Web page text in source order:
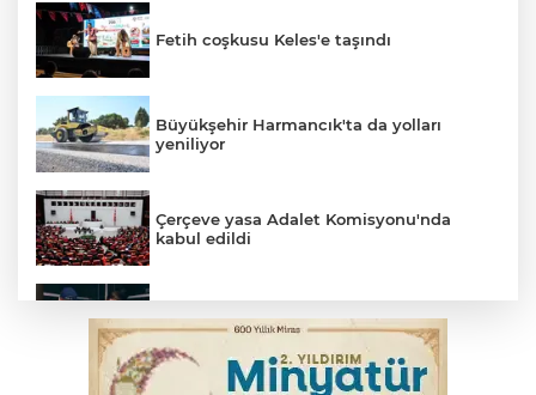
Fetih coşkusu Keles'e taşındı
Büyükşehir Harmancık'ta da yolları
yeniliyor
Çerçeve yasa Adalet Komisyonu'nda
kabul edildi
kişi tutuklandı